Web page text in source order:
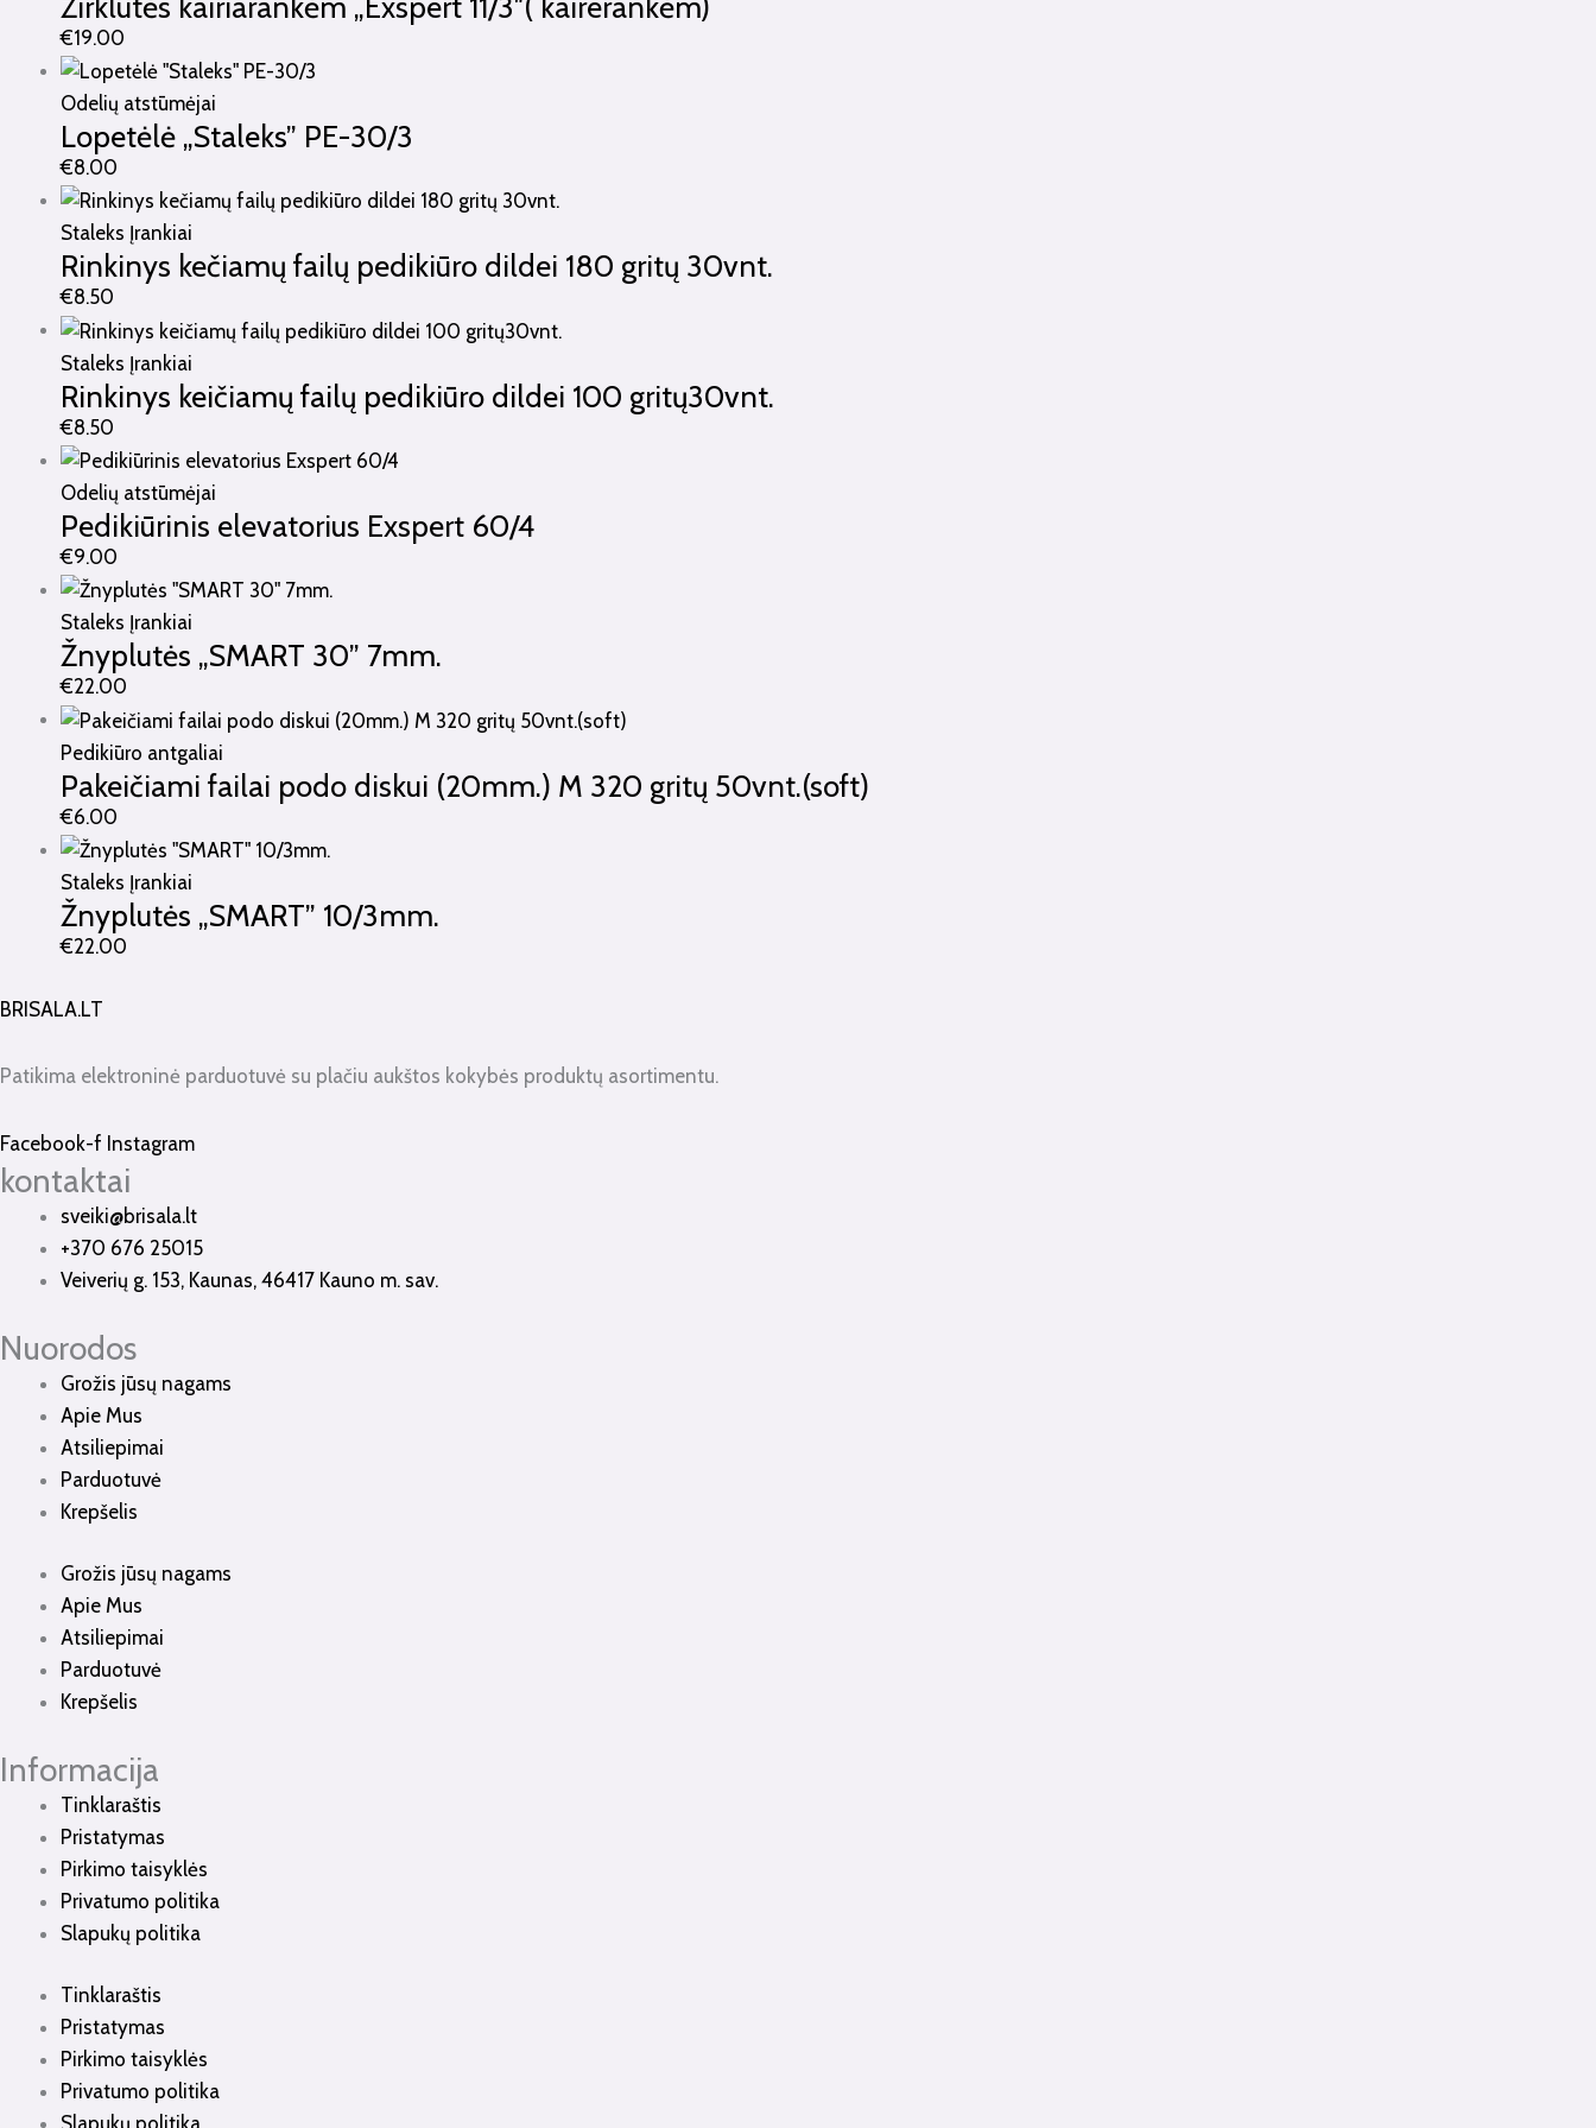
€19.00
Odelių atstūmėjai
Lopetėlė „Staleks” PE-30/3
€8.00
Staleks Įrankiai
Rinkinys kečiamų failų pedikiūro dildei 180 gritų 30vnt.
€8.50
Staleks Įrankiai
Rinkinys keičiamų failų pedikiūro dildei 100 gritų30vnt.
€8.50
Odelių atstūmėjai
Pedikiūrinis elevatorius Exspert 60/4
€9.00
Staleks Įrankiai
Žnyplutės „SMART 30” 7mm.
€22.00
Pedikiūro antgaliai
Pakeičiami failai podo diskui (20mm.) M 320 gritų 50vnt.(soft)
€6.00
Staleks Įrankiai
Žnyplutės „SMART” 10/3mm.
€22.00
BRISALA.LT
Patikima elektroninė parduotuvė su plačiu aukštos kokybės produktų asortimentu.
Facebook-f Instagram
kontaktai
sveiki@brisala.lt
+370 676 25015
Veiverių g. 153, Kaunas, 46417 Kauno m. sav.
Nuorodos
Grožis jūsų nagams
Apie Mus
Atsiliepimai
Parduotuvė
Krepšelis
Grožis jūsų nagams
Apie Mus
Atsiliepimai
Parduotuvė
Krepšelis
Informacija
Tinklaraštis
Pristatymas
Pirkimo taisyklės
Privatumo politika
Slapukų politika
Tinklaraštis
Pristatymas
Pirkimo taisyklės
Privatumo politika